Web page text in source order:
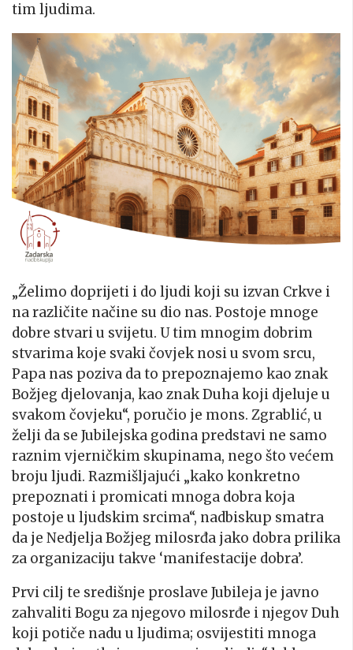
tim ljudima.
„Želimo doprijeti i do ljudi koji su izvan Crkve i
na različite načine su dio nas. Postoje mnoge
dobre stvari u svijetu. U tim mnogim dobrim
stvarima koje svaki čovjek nosi u svom srcu,
Papa nas poziva da to prepoznajemo kao znak
Božjeg djelovanja, kao znak Duha koji djeluje u
svakom čovjeku“, poručio je mons. Zgrablić, u
želji da se Jubilejska godina predstavi ne samo
raznim vjerničkim skupinama, nego što većem
broju ljudi. Razmišljajući „kako konkretno
prepoznati i promicati mnoga dobra koja
postoje u ljudskim srcima“, nadbiskup smatra
da je Nedjelja Božjeg milosrđa jako dobra prilika
za organizaciju takve ‘manifestacije dobra’.
Prvi cilj te središnje proslave Jubileja je javno
zahvaliti Bogu za njegovo milosrđe i njegov Duh
koji potiče nadu u ljudima; osvijestiti mnoga